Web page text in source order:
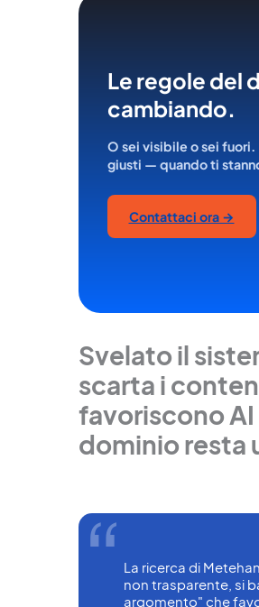
Le regole del
cambiando.
O sei visibile o sei
giusti — quando ti
Contattaci ora →
Svelato il
scarta i
favoriscono
dominio resta
La ricerca di
non trasparente, si
argomento" che